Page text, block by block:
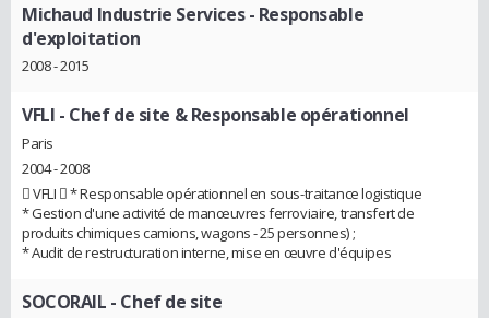
Michaud Industrie Services- Responsable
d'exploitation
2008 - 2015
VFLI - Chef de site & Responsable opérationnel
Paris
2004 - 2008
 VFLI  * Responsable opérationnel en sous-traitance logistique
* Gestion d'une activité de manœuvres ferroviaire, transfert de
produits chimiques camions, wagons - 25 personnes) ;
* Audit de restructuration interne, mise en œuvre d'équipes
SOCORAIL - Chef de site